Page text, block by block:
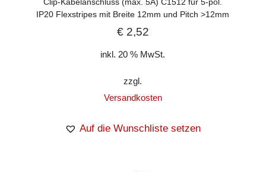
IP20 Flexstripes mit Breite 12mm und Pitch >12mm
€2,52
inkl. 20 % MwSt.
zzgl.
Versandkosten
Auf die Wunschliste setzen